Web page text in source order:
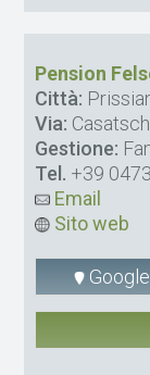
Pension
Città:
Via:
Gestione:
Tel. +39
Email
Sito web